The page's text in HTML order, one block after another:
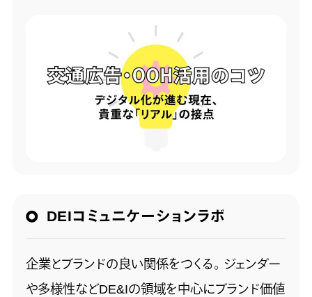
DEIコミュニケーションラボ
企業とブランドの良い関係をつくる。 ジェンダー
や多様性などDE&Iの領域を中心にブランド価値